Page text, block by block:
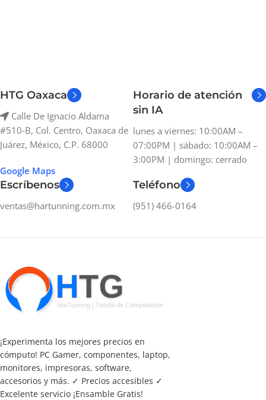
HTG Oaxaca
Calle De Ignacio Aldama
#510-B, Col. Centro, Oaxaca de
Juárez, México, C.P. 68000
Google Maps
Horario de atención
sin IA
lunes a viernes: 10:00AM –
07:00PM | sábado: 10:00AM –
3:00PM | domingo: cerrado
Escríbenos
ventas@hartunning.com.mx
Teléfono
(951) 466-0164
¡Experimenta los mejores precios en
cómputo! PC Gamer, componentes, laptop,
monitores, impresoras, software,
accesorios y más. ✓ Precios accesibles ✓
Excelente servicio ¡Ensamble Gratis!